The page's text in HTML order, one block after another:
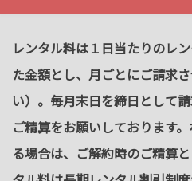
レンタル料は１日当たりのレ
た金額とし、月ごとにご請求
い）。毎月末日を締日として
ご精算をお願いしております
る場合は、ご解約時のご精算と